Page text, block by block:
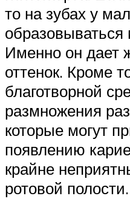
то на зубах у
образовываться
Именно он дает
оттенок. Кроме
благотворной
размножения
которые могут
появлению
крайне
ротовой полости.